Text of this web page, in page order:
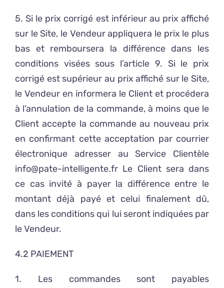
5. Si le prix corrigé est inférieur au prix affiché
sur le Site, le Vendeur appliquera le prix le plus
bas et remboursera la différence dans les
conditions visées sous l’article 9. Si le prix
corrigé est supérieur au prix affiché sur le Site,
le Vendeur en informera le Client et procédera
à l’annulation de la commande, à moins que le
Client accepte la commande au nouveau prix
en confirmant cette acceptation par courrier
électronique adresser au Service Clientèle
info@pate-intelligente.fr Le Client sera dans
ce cas invité à payer la différence entre le
montant déjà payé et celui finalement dû,
dans les conditions qui lui seront indiquées par
le Vendeur.
4.2 PAIEMENT
1. Les commandes sont payables